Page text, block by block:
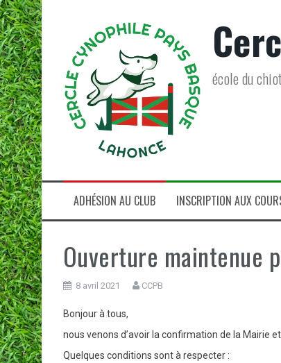
Aller
au
contenu
école du
ADHÉSION AU CLUB INSCRIPTION AUX
Ouverture maintenue
8 avril 2021 CCPB
Bonjour à tous,
nous venons d’avoir la confirmation de la Mairie
Quelques conditions sont à respecter :